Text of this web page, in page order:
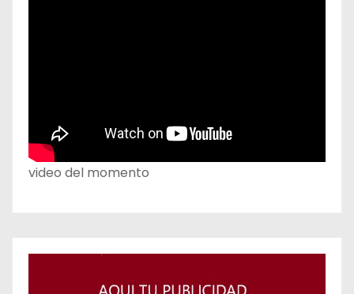
video del momento